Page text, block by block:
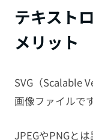
テキスト
メリット
SVG（Scalable
画像ファイルです
JPEGやPNGと